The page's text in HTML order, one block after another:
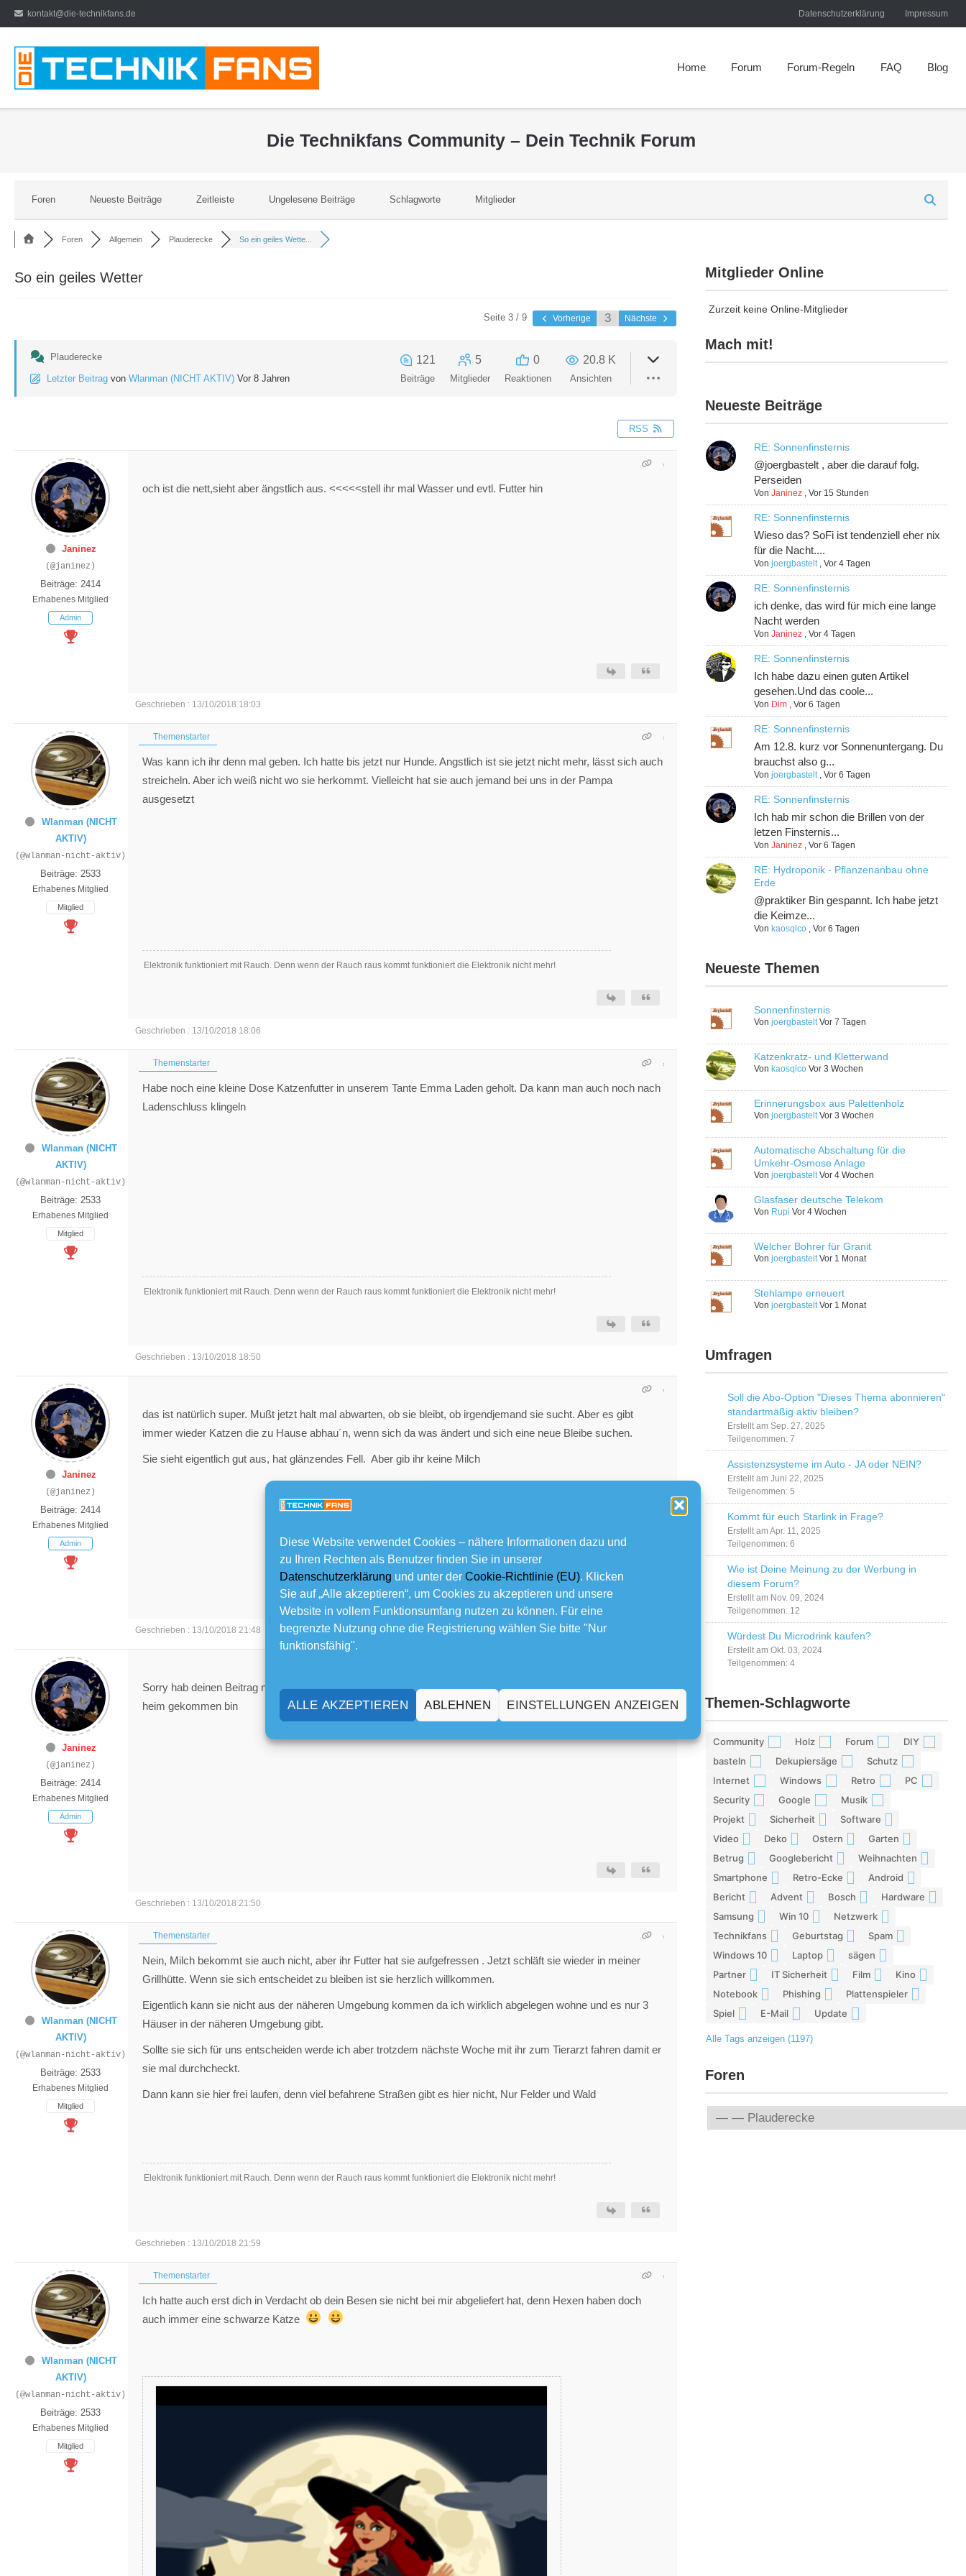
Diese Website verwendet Cookies – nähere Informationen dazu und
zu Ihren Rechten als Benutzer finden Sie in unserer
Datenschutzerklärung und unter der Cookie-Richtlinie (EU). Klicken
Sie auf „Alle akzeptieren“, um Cookies zu akzeptieren und unsere
Website in vollem Funktionsumfang nutzen zu können. Für eine
begrenzte Nutzung ohne die Registrierung wählen Sie bitte "Nur
funktionsfähig".
ALLE AKZEPTIEREN ABLEHNEN EINSTELLUNGEN ANZEIGEN
Direkt
zum
Inhalt
kontakt@die-technikfans.de Datenschutzerklärung Impressum
Home Forum Forum-Regeln FAQ Blog
Die Technikfans Community – Dein Technik Forum
Foren Neueste Beiträge Zeitleiste Ungelesene Beiträge Schlagworte Mitglieder
Foren Allgemein Plauderecke So ein geiles Wette...
So ein geiles Wetter
Seite 3 / 9 Vorherige Nächste
Plauderecke
Letzter Beitrag von Wlanman (NICHT AKTIV) Vor 8 Jahren
121
Beiträge
5
Mitglieder
0
Reaktionen
20.8 K
Ansichten
RSS
Janinez
(@janinez)
Beiträge: 2414
Erhabenes Mitglied
Admin
och ist die nett,sieht aber ängstlich aus. <<<<<stell ihr mal Wasser und evtl. Futter hin
Geschrieben : 13/10/2018 18:03
Wlanman (NICHT
AKTIV)
(@wlanman-nicht-aktiv)
Beiträge: 2533
Erhabenes Mitglied
Mitglied
Themenstarter
Was kann ich ihr denn mal geben. Ich hatte bis jetzt nur Hunde. Angstlich ist sie jetzt nicht mehr, lässt sich auch
streicheln. Aber ich weiß nicht wo sie herkommt. Vielleicht hat sie auch jemand bei uns in der Pampa
ausgesetzt
Elektronik funktioniert mit Rauch. Denn wenn der Rauch raus kommt funktioniert die Elektronik nicht mehr!
Geschrieben : 13/10/2018 18:06
Wlanman (NICHT
AKTIV)
(@wlanman-nicht-aktiv)
Beiträge: 2533
Erhabenes Mitglied
Mitglied
Themenstarter
Habe noch eine kleine Dose Katzenfutter in unserem Tante Emma Laden geholt. Da kann man auch noch nach
Ladenschluss klingeln
Elektronik funktioniert mit Rauch. Denn wenn der Rauch raus kommt funktioniert die Elektronik nicht mehr!
Geschrieben : 13/10/2018 18:50
Janinez
(@janinez)
Beiträge: 2414
Erhabenes Mitglied
Admin
das ist natürlich super. Mußt jetzt halt mal abwarten, ob sie bleibt, ob irgendjemand sie sucht. Aber es gibt
immer wieder Katzen die zu Hause abhau´n, wenn sich da was ändert und sich eine neue Bleibe suchen.
Sie sieht eigentlich gut aus, hat glänzendes Fell. Aber gib ihr keine Milch
Geschrieben : 13/10/2018 21:48
Janinez
(@janinez)
Beiträge: 2414
Erhabenes Mitglied
Admin
Sorry hab deinen Beitrag nicht gleich gesehen, da ic h eine Einladung zu einem Konzert hatte und eben erst
heim gekommen bin
Geschrieben : 13/10/2018 21:50
Wlanman (NICHT
AKTIV)
(@wlanman-nicht-aktiv)
Beiträge: 2533
Erhabenes Mitglied
Mitglied
Themenstarter
Nein, Milch bekommt sie auch nicht, aber ihr Futter hat sie aufgefressen . Jetzt schläft sie wieder in meiner
Grillhütte. Wenn sie sich entscheidet zu bleiben ist sie herzlich willkommen.
Eigentlich kann sie nicht aus der näheren Umgebung kommen da ich wirklich abgelegen wohne und es nur 3
Häuser in der näheren Umgebung gibt.
Sollte sie sich für uns entscheiden werde ich aber trotzdem nächste Woche mit ihr zum Tierarzt fahren damit er
sie mal durchcheckt.
Dann kann sie hier frei laufen, denn viel befahrene Straßen gibt es hier nicht, Nur Felder und Wald
Elektronik funktioniert mit Rauch. Denn wenn der Rauch raus kommt funktioniert die Elektronik nicht mehr!
Geschrieben : 13/10/2018 21:59
Wlanman (NICHT
AKTIV)
(@wlanman-nicht-aktiv)
Beiträge: 2533
Erhabenes Mitglied
Mitglied
Themenstarter
Ich hatte auch erst dich in Verdacht ob dein Besen sie nicht bei mir abgeliefert hat, denn Hexen haben doch
auch immer eine schwarze Katze
Mitglieder Online
Zurzeit keine Online-Mitglieder
Mach mit!
Neueste Beiträge
RE: Sonnenfinsternis
@joergbastelt , aber die darauf folg.
Perseiden
VonJaninez ,Vor 15 Stunden
RE: Sonnenfinsternis
Wieso das? SoFi ist tendenziell eher nix
für die Nacht....
Vonjoergbastelt ,Vor 4 Tagen
RE: Sonnenfinsternis
ich denke, das wird für mich eine lange
Nacht werden
VonJaninez ,Vor 4 Tagen
RE: Sonnenfinsternis
Ich habe dazu einen guten Artikel
gesehen.Und das coole...
Von Dim ,Vor 6 Tagen
RE: Sonnenfinsternis
Am 12.8. kurz vor Sonnenuntergang. Du
brauchst also g...
Vonjoergbastelt ,Vor 6 Tagen
RE: Sonnenfinsternis
Ich hab mir schon die Brillen von der
letzen Finsternis...
VonJaninez ,Vor 6 Tagen
RE: Hydroponik - Pflanzenanbau ohne
Erde
@praktiker Bin gespannt. Ich habe jetzt
die Keimze...
Vonkaosqlco ,Vor 6 Tagen
Neueste Themen
Sonnenfinsternis
Vonjoergbastelt Vor 7 Tagen
Katzenkratz- und Kletterwand
Vonkaosqlco Vor 3 Wochen
Erinnerungsbox aus Palettenholz
Vonjoergbastelt Vor 3 Wochen
Automatische Abschaltung für die
Umkehr-Osmose Anlage
Vonjoergbastelt Vor 4 Wochen
Glasfaser deutsche Telekom
Von Rupi Vor 4 Wochen
Welcher Bohrer für Granit
Vonjoergbastelt Vor 1 Monat
Stehlampe erneuert
Vonjoergbastelt Vor 1 Monat
Umfragen
Soll die Abo-Option "Dieses Thema abonnieren"
standartmäßig aktiv bleiben?
Erstellt am Sep. 27, 2025
Teilgenommen: 7
Assistenzsysteme im Auto - JA oder NEIN?
Erstellt am Juni 22, 2025
Teilgenommen: 5
Kommt für euch Starlink in Frage?
Erstellt am Apr. 11, 2025
Teilgenommen: 6
Wie ist Deine Meinung zu der Werbung in
diesem Forum?
Erstellt am Nov. 09, 2024
Teilgenommen: 12
Würdest Du Microdrink kaufen?
Erstellt am Okt. 03, 2024
Teilgenommen: 4
Themen-Schlagworte
Community Holz Forum DIY
basteln Dekupiersäge Schutz
Internet Windows Retro PC
Security Google Musik
Projekt Sicherheit Software
Video Deko Ostern Garten
Betrug Googlebericht Weihnachten
Smartphone Retro-Ecke Android
Bericht Advent Bosch Hardware
Samsung Win 10 Netzwerk
Technikfans Geburtstag Spam
Windows 10 Laptop sägen
Partner IT Sicherheit Film Kino
Notebook Phishing Plattenspieler
Spiel E-Mail Update
Alle Tags anzeigen (1197)
Foren